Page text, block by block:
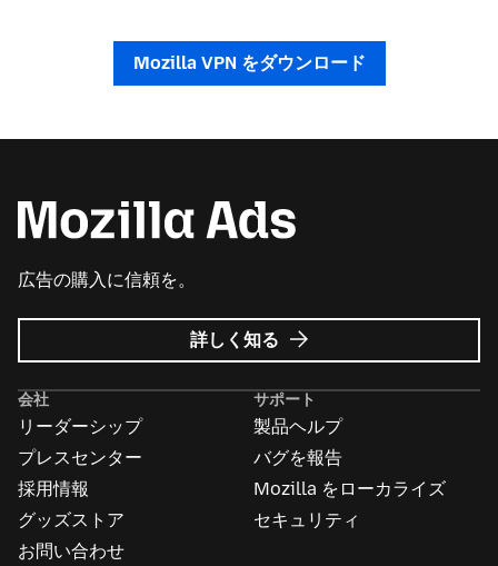
Mozilla VPN をダウンロード
広告の購入に信頼を。
Mozilla
広
詳しく知る
会社
リーダーシップ
プレスセンター
採用情報
グッズストア
お問い合わせ
サポート
製品ヘルプ
バグを報告
Mozilla をローカライズ
セキュリティ